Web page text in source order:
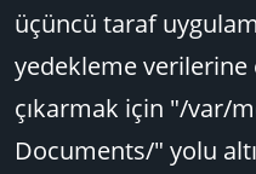
üçüncü taraf
yedekleme verilerine
çıkarmak için "/var/
Documents/" yolu